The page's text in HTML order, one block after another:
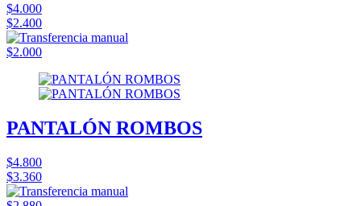
$4.000
$2.400
$2.000
PANTALÓN ROMBOS
$4.800
$3.360